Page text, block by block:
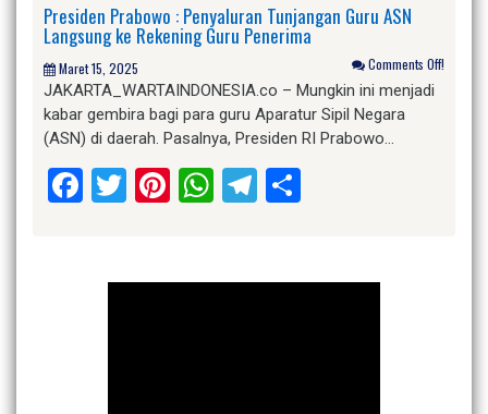
Presiden Prabowo : Penyaluran Tunjangan Guru ASN
Langsung ke Rekening Guru Penerima
Maret 15, 2025 Comments Off!
JAKARTA_WARTAINDONESIA.co – Mungkin ini menjadi
kabar gembira bagi para guru Aparatur Sipil Negara
(ASN) di daerah. Pasalnya, Presiden RI Prabowo…
Facebook
Twitter
Pinterest
WhatsApp
Telegram